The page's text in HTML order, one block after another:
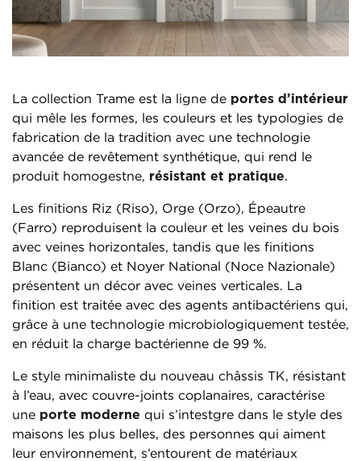
La collection Trame est la ligne de portes d’intérieur
qui mêle les formes, les couleurs et les typologies de
fabrication de la tradition avec une technologie
avancée de revêtement synthétique, qui rend le
produit homogestne, résistant et pratique.
Les finitions Riz (Riso), Orge (Orzo), Épeautre
(Farro) reproduisent la couleur et les veines du bois
avec veines horizontales, tandis que les finitions
Blanc (Bianco) et Noyer National (Noce Nazionale)
présentent un décor avec veines verticales. La
finition est traitée avec des agents antibactériens qui,
grâce à une technologie microbiologiquement testée,
en réduit la charge bactérienne de 99 %.
Le style minimaliste du nouveau châssis TK, résistant
à l’eau, avec couvre-joints coplanaires, caractérise
une porte moderne qui s’intestgre dans le style des
maisons les plus belles, des personnes qui aiment
leur environnement, s’entourent de matériaux